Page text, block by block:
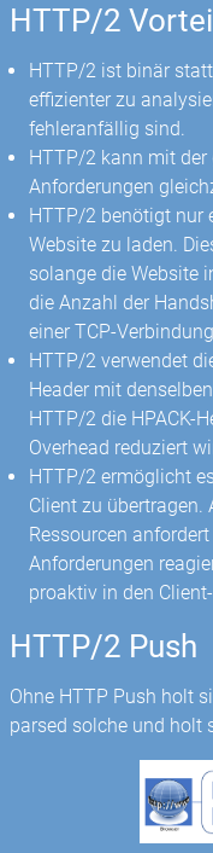
HTTP/2
HTTP/2 ist binär
effizienter zu
fehleranfällig sind.
HTTP/2 kann mit
Anforderungen
HTTP/2 benötigt nur
Website zu laden.
solange die Website
die Anzahl der
einer TCP-
HTTP/2 verwendet
Header mit
HTTP/2 die HPACK-
Overhead reduziert
HTTP/2 ermöglicht
Client zu übertragen.
Ressourcen
Anforderungen
proaktiv in den
HTTP/2 Push
Ohne HTTP Push holt
parsed solche und holt